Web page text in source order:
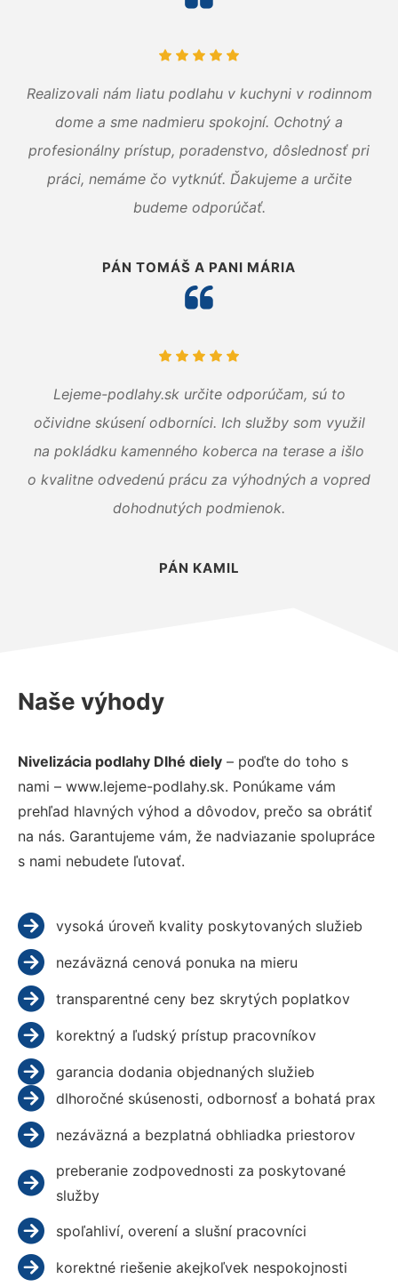
Realizovali nám liatu podlahu v kuchyni v rodinnom
dome a sme nadmieru spokojní. Ochotný a
profesionálny prístup, poradenstvo, dôslednosť pri
práci, nemáme čo vytknúť. Ďakujeme a určite
budeme odporúčať.
PÁN TOMÁŠ A PANI MÁRIA
Lejeme-podlahy.sk určite odporúčam, sú to
očividne skúsení odborníci. Ich služby som využil
na pokládku kamenného koberca na terase a išlo
o kvalitne odvedenú prácu za výhodných a vopred
dohodnutých podmienok.
PÁN KAMIL
Naše výhody
Nivelizácia podlahy Dlhé diely – poďte do toho s
nami – www.lejeme-podlahy.sk. Ponúkame vám
prehľad hlavných výhod a dôvodov, prečo sa obrátiť
na nás. Garantujeme vám, že nadviazanie spolupráce
s nami nebudete ľutovať.
vysoká úroveň kvality poskytovaných služieb
nezáväzná cenová ponuka na mieru
transparentné ceny bez skrytých poplatkov
korektný a ľudský prístup pracovníkov
garancia dodania objednaných služieb
dlhoročné skúsenosti, odbornosť a bohatá prax
nezáväzná a bezplatná obhliadka priestorov
preberanie zodpovednosti za poskytované
služby
spoľahliví, overení a slušní pracovníci
korektné riešenie akejkoľvek nespokojnosti